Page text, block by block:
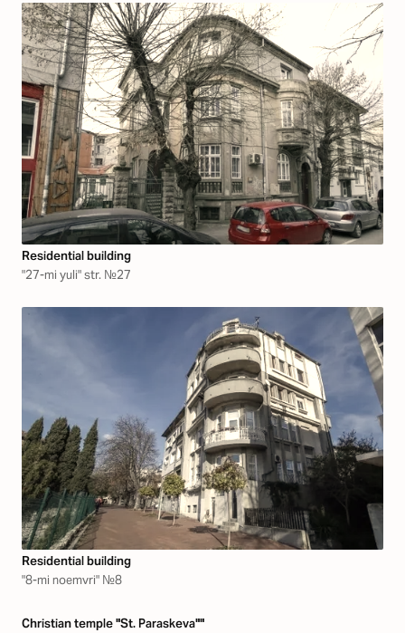
Residential building
"27-mi yuli" str. №27
Residential building
"8-mi noemvri" №8
Christian temple "St. Paraskeva""